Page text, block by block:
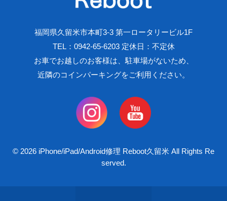
福岡県久留米市本町3-3 第一ロータリービル1F
TEL：0942-65-6203 定休日：不定休
お車でお越しのお客様は、駐車場がないため、
近隣のコインパーキングをご利用ください。
© 2026 iPhone/iPad/Android修理 Reboot久留米 All Rights Re
served.